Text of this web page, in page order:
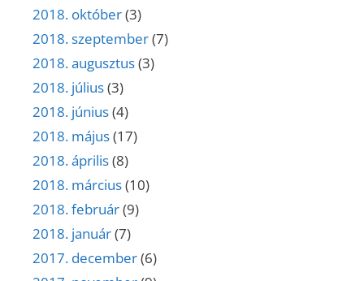
2018. október(3)
2018. szeptember(7)
2018. augusztus(3)
2018. július(3)
2018. június(4)
2018. május(17)
2018. április(8)
2018. március(10)
2018. február(9)
2018. január(7)
2017. december(6)